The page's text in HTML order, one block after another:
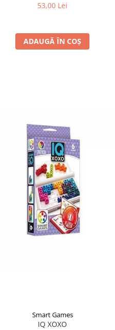
53,00 Lei
ADAUGĂ ÎN COȘ
Smart Games
IQ XOXO